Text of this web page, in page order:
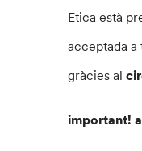
Etica està
acceptada
gràcies al
important!